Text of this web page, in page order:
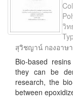
วิท
สุวิชญาน์ กองอาษา
Bio-based
they can be
research, the
between